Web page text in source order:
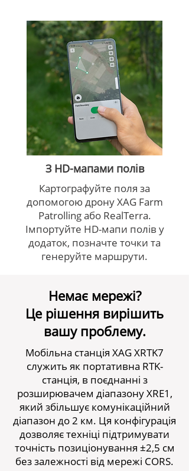
З HD-мапами полів
Картографуйте поля за
допомогою дрону XAG Farm
Patrolling або RealTerra.
Імпортуйте HD-мапи полів у
додаток, позначте точки та
генеруйте маршрути.
Немає мережі?
Це рішення вирішить
вашу проблему.
Мобільна станція XAG XRTK7
служить як портативна RTK-
станція, в поєднанні з
розширювачем діапазону XRE1,
який збільшує комунікаційний
діапазон до 2 км. Ця конфігурація
дозволяє техніці підтримувати
точність позиціонування ±2,5 см
без залежності від мережі CORS.